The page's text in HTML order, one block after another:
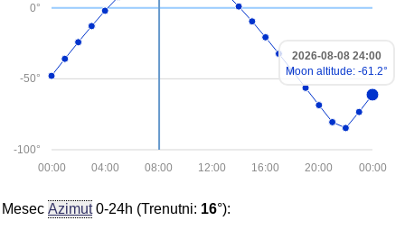
-100°
-50°
0°
00:00
20:00
16:00
12:00
08:00
04:00
00:00
2026-08-08 24:00
Moon altitude: -61.2°
Mesec Azimut0-24h (Trenutni: 16°):